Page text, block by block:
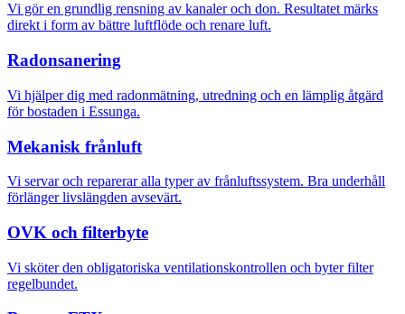
Vi gör en grundlig rensning av kanaler och don. Resultatet märks
direkt i form av bättre luftflöde och renare luft.
Radonsanering
Vi hjälper dig med radonmätning, utredning och en lämplig åtgärd
för bostaden i Essunga.
Mekanisk frånluft
Vi servar och reparerar alla typer av frånluftssystem. Bra underhåll
förlänger livslängden avsevärt.
OVK och filterbyte
Vi sköter den obligatoriska ventilationskontrollen och byter filter
regelbundet.